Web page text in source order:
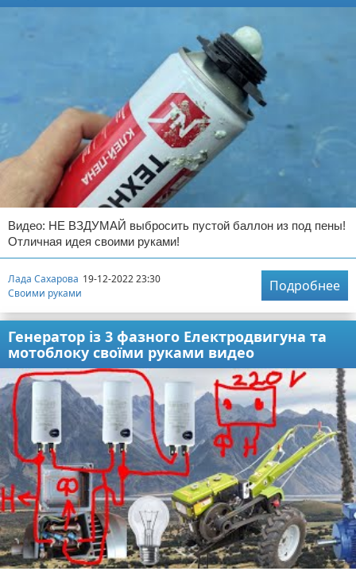
Видео: НЕ ВЗДУМАЙ выбросить пустой баллон из под пены!
Отличная идея своими руками!
Лада Сахарова 19-12-2022 23:30
Своими руками
Подробнее
Генератор із 3 фазного Електродвигуна та
мотоблоку своїми руками видео